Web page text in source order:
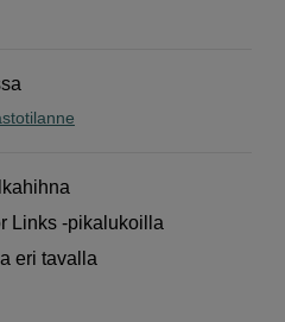
Links -pikalukoilla
eri tavalla